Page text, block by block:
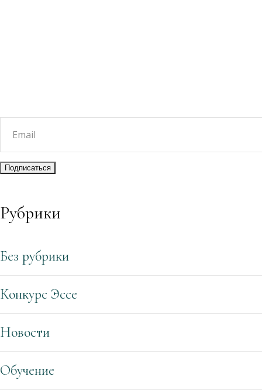
Рубрики
Без рубрики
Конкурс Эссе
Новости
Обучение